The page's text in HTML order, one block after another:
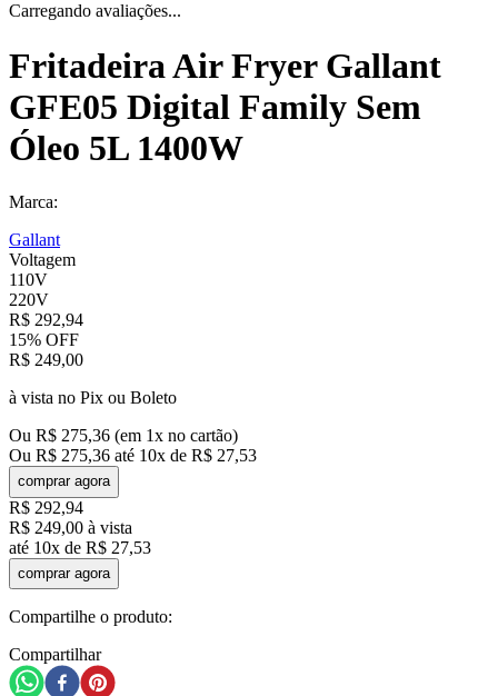
Carregando avaliações...
Fritadeira Air Fryer Gallant
GFE05 Digital Family Sem
Óleo 5L 1400W
Marca:
Gallant
Voltagem
110V
220V
R$ 292,94
15% OFF
R$ 249,00
à vista no Pix ou Boleto
Ou R$ 275,36 (em 1x no cartão)
Ou R$ 275,36 até 10x de R$ 27,53
comprar agora
R$ 292,94
R$ 249,00 à vista
até 10x de R$ 27,53
comprar agora
Compartilhe o produto:
Compartilhar